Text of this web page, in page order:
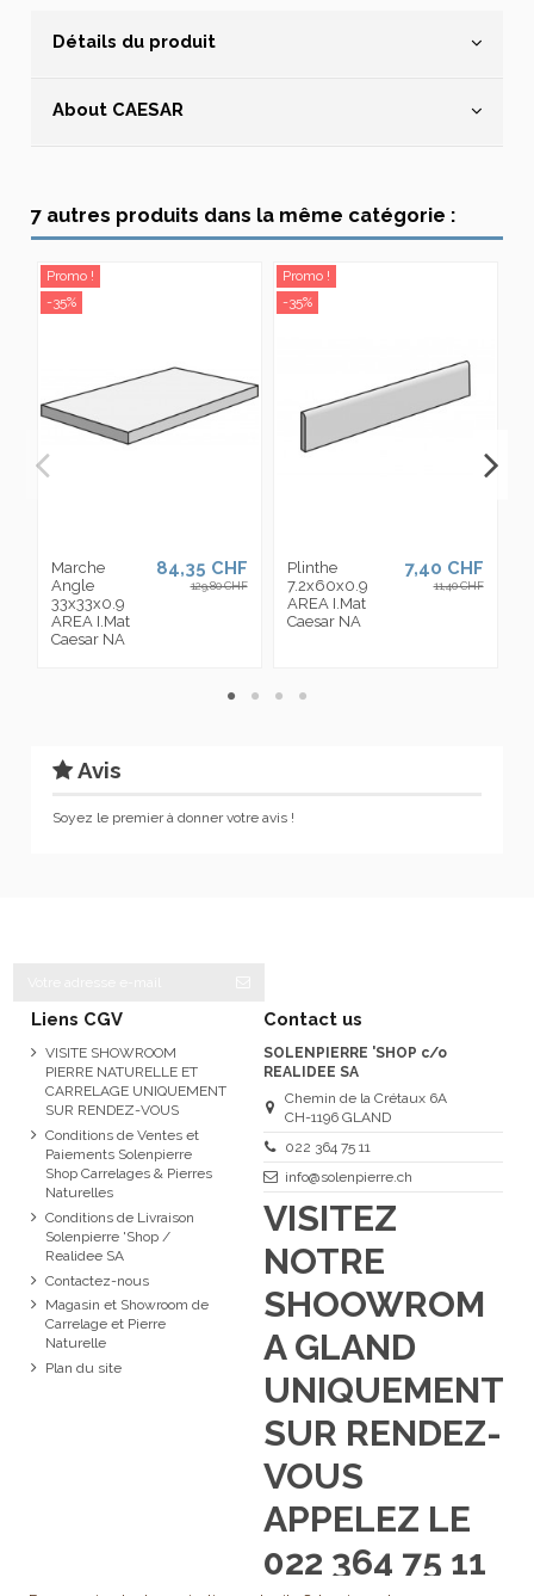
Détails du produit
About CAESAR
7 autres produits dans la même catégorie :
Promo !
-35%
Marche
Angle
33x33x0.9
AREA I.Mat
Caesar NA
84,35 CHF
129,80 CHF
Promo !
-35%
Plinthe
7.2x60x0.9
AREA I.Mat
Caesar NA
7,40 CHF
11,40 CHF
Avis
Soyez le premier à donner votre avis !
Liens CGV
VISITE SHOWROOM
PIERRE NATURELLE ET
CARRELAGE UNIQUEMENT
SUR RENDEZ-VOUS
Conditions de Ventes et
Paiements Solenpierre
Shop Carrelages & Pierres
Naturelles
Conditions de Livraison
Solenpierre 'Shop /
Realidee SA
Contactez-nous
Magasin et Showroom de
Carrelage et Pierre
Naturelle
Plan du site
Contact us
SOLENPIERRE 'SHOP c/o
REALIDEE SA
Chemin de la Crétaux 6A
CH-1196 GLAND
022 364 75 11
info@solenpierre.ch
VISITEZ
NOTRE
SHOOWROM
A GLAND
UNIQUEMENT
SUR RENDEZ-
VOUS
APPELEZ LE
022 364 75 11